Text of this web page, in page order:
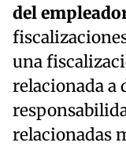
del
una
relacionada a
relacionadas